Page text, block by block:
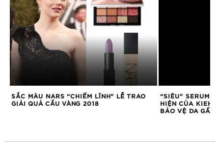
SẮC MÀU NARS “CHIẾM LĨNH” LỄ TRAO
GIẢI QUẢ CẦU VÀNG 2018
“SIÊU” SERUM
HIỆN CỦA
BẢO VỆ DA GẤP